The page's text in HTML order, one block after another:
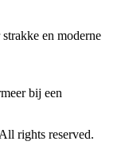
en moderne
bij een
rights reserved.